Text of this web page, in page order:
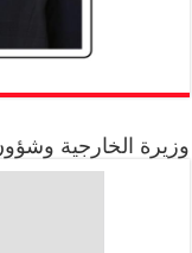
وزيرة الخارجية